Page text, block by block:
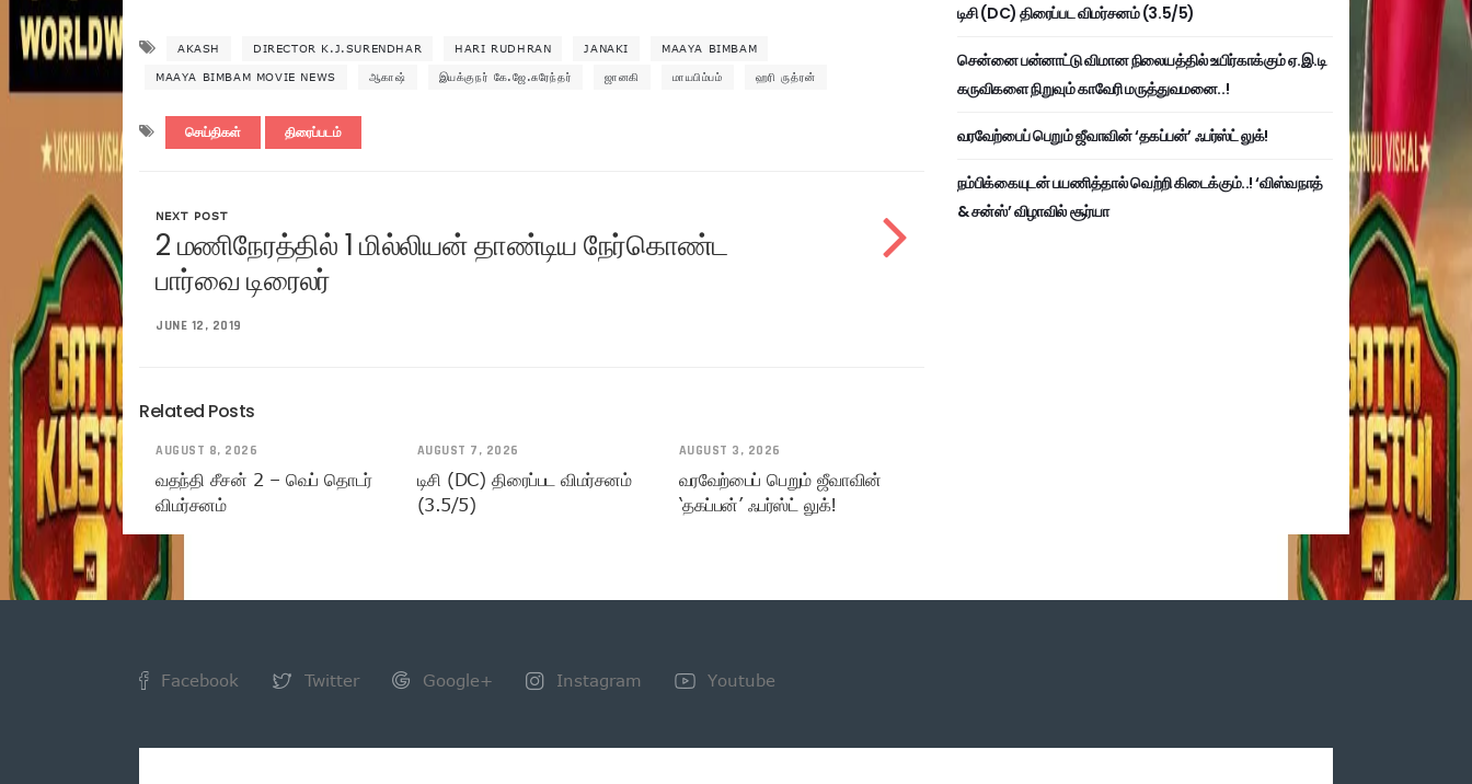
AKASH DIRECTOR K.J.SURENDHAR HARI RUDHRAN JANAKI MAAYA BIMBAM
MAAYA BIMBAM MOVIE NEWS ஆகாஷ் இயக்குநர் கே.ஜே.சுரேந்தர் ஜானகி மாயபிம்பம் ஹரி ருத்ரன்
செய்திகள் திரைப்படம்
NEXT POST
2 மணிநேரத்தில் 1 மில்லியன் தாண்டிய நேர்கொண்ட
பார்வை டிரைலர்
JUNE 12, 2019
Related Posts
AUGUST 8, 2026
வதந்தி சீசன் 2 – வெப் தொடர்
விமர்சனம்
AUGUST 7, 2026
டிசி (DC) திரைப்பட விமர்சனம்
(3.5/5)
AUGUST 3, 2026
வரவேற்பைப் பெறும் ஜீவாவின்
‘தகப்பன்’ ஃபர்ஸ்ட் லுக்!
டிசி (DC) திரைப்பட விமர்சனம் (3.5/5)
சென்னை பன்னாட்டு விமான நிலையத்தில் உயிர்காக்கும் ஏ.இ.டி
கருவிகளை நிறுவும் காவேரி மருத்துவமனை..!
வரவேற்பைப் பெறும் ஜீவாவின் ‘தகப்பன்’ ஃபர்ஸ்ட் லுக்!
நம்பிக்கையுடன் பயணித்தால் வெற்றி கிடைக்கும்..! ‘விஸ்வநாத்
& சன்ஸ்’ விழாவில் சூர்யா
Facebook Twitter Google+ Instagram Youtube